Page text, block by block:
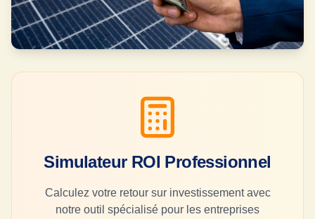
Simulateur ROI Professionnel
Calculez votre retour sur investissement avec
notre outil spécialisé pour les entreprises